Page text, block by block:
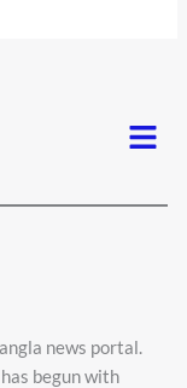
Menu
news portal.
begun with